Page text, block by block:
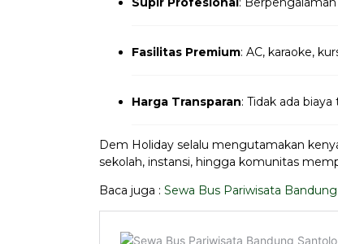
Fasilitas Premium: AC, karaoke,
Harga Transparan: Tidak ada
Dem Holiday selalu mengutamakan
sekolah, instansi, hingga komunitas
Baca juga : Sewa Bus Pariwisata